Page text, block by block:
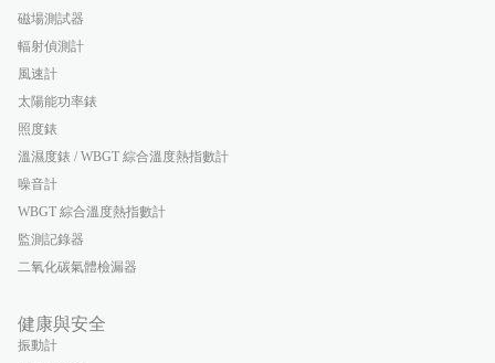
磁場測試器
輻射偵測計
風速計
太陽能功率錶
照度錶
溫濕度錶 / WBGT 綜合溫度熱指數計
噪音計
WBGT 綜合溫度熱指數計
監測記錄器
二氧化碳氣體檢漏器
健康與安全
振動計